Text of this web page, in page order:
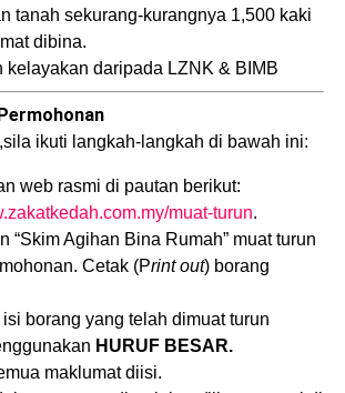
tanah sekurang-kurangnya 1,500 kaki
dibina.
kelayakan daripada LZNK & BIMB
ikuti langkah-langkah di bawah ini:
web rasmi di pautan berikut:
muat-turun.
“Skim Agihan Bina Rumah” muat turun
Cetak (Print out) borang
borang yang telah dimuat turun
HURUF BESAR.
maklumat diisi.